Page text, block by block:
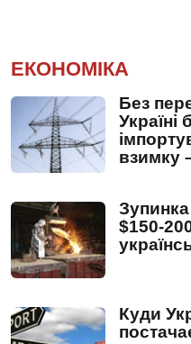
ЕКОНОМІКА
Без
Україні
взимку
$150-
Куди